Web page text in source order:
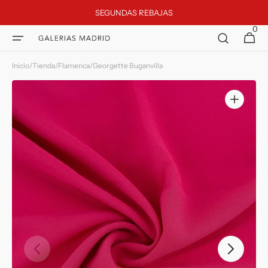
al contenido
SEGUNDAS REBAJAS
Galerias Madrid Carrito
0
artículos
Inicio/Tienda/Flamenca/Georgette Buganvilla
Abrir
elemento